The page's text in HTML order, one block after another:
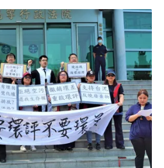
主動提出長期紀錄的構想，導演
長時間投入。由於拍攝初期毫無
會與委託案的支持，收集到的素
導致後期剪輯極為艱難。即便如
些珍貴影像，因為「那是舞團創
實記錄。」直到後來終於申請到
正式成為一部長片電影。從「吊
拉瑞揚的身分覺醒《跳進部落的
舞蹈